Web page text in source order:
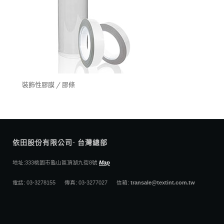
裝飾性膠膜 / 膠條
依田股份有限公司- 台灣總部
地址:333桃園市龜山區頂湖九街8號 Map
電話: 03-3278155 傳真: 03-3277027 信箱: transale@textint.com.tw